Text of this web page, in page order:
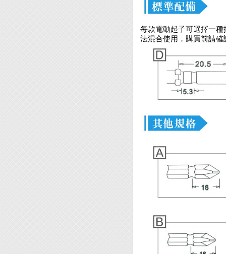
每款電動起子可選擇一
法混合使用，購買前請